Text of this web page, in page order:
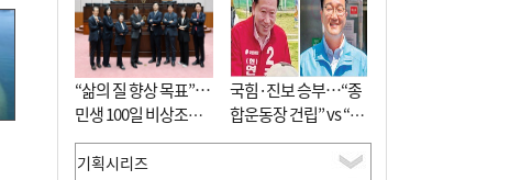
“삶의 질 향상 목표”…
민생 100일 비상조치
면밀 심사
국힘·진보 승부…“종
합운동장 건립” vs “출
근 공공버스 도입”